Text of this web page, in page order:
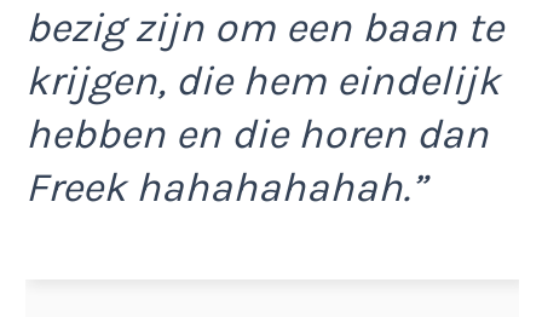
bezig zijn om een baan te
krijgen, die hem eindelijk
hebben en die horen dan
Freek hahahahahah.”